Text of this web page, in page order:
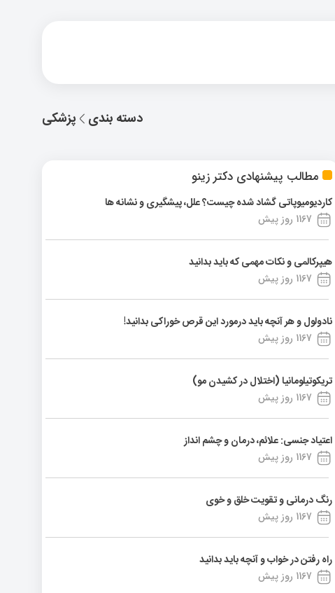
پزشکی دسته بندی
مطالب پیشنهادی دکتر زینو
کاردیومیوپاتی گشاد شده چیست؟ علل، پیشگیری و نشانه ها
1167 روز پیش
هیپرکالمی و نکات مهمی که باید بدانید
1167 روز پیش
نادولول و هر آنچه باید درمورد این قرص خوراکی بدانید!
1167 روز پیش
تریکوتیلومانیا (اختلال در کشیدن مو)
1167 روز پیش
اعتیاد جنسی: علائم، درمان و چشم انداز
1167 روز پیش
رنگ درمانی و تقویت خلق و خوی
1167 روز پیش
راه رفتن در خواب و آنچه باید بدانید
1167 روز پیش